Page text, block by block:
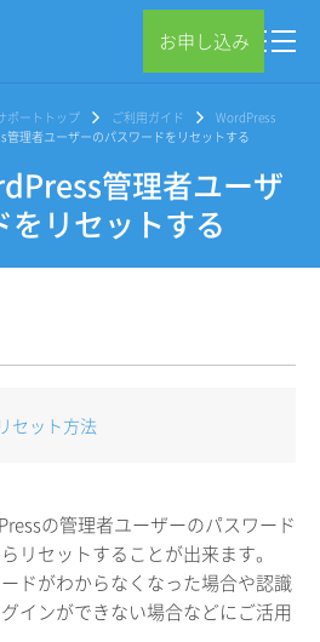
お申し込み
ポートトップ ご利用ガイド
WordPress
管理者ユーザーのパスワードをリセットする
管理者ユーザ
リセットする
セット方法
の管理者ユーザーのパスワード
リセットすることが出来ます。
ドがわからなくなった場合や認識
インができない場合などにご活用